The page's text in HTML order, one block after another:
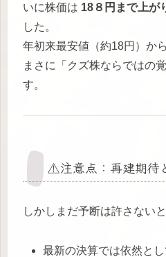
いに株価は 18８円まで上が
した。
年初来最安値（約18円）か
まさに「クズ株ならではの
す。
⚠️注意点：再建期待
しかしまだ予断は許さない
最新の決算では依然と